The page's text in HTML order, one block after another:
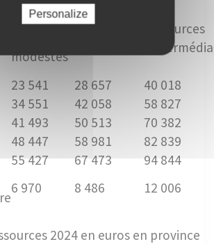
ressources
modestes"
ressources
ressources
23 541 28 657
40 018
34 551 42 058
58 827
41 493 50 513
70 382
48 447 58 981
82 839
55 427 67 473
94 844
6 970 8 486 12 006
2024 en euros en province
Personalize